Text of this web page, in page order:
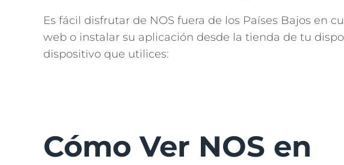
Es fácil disfrutar de NOS fuera de los Países Bajos en
web o instalar su aplicación desde la tienda de tu
dispositivo que utilices:
Cómo Ver NOS en